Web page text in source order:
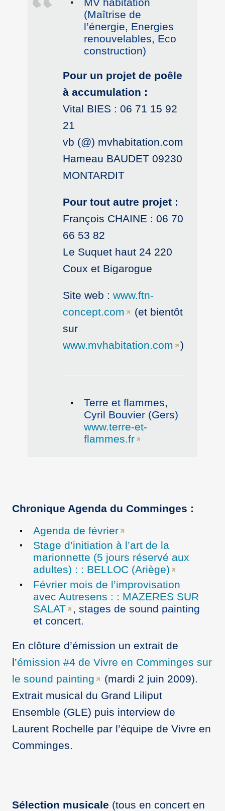
MV habitation
(Maîtrise de
l’énergie, Energies
renouvelables, Eco
construction)
Pour un projet de poêle
à accumulation :
Vital BIES : 06 71 15 92
21
vb (@) mvhabitation.com
Hameau BAUDET 09230
MONTARDIT
Pour tout autre projet :
François CHAINE : 06 70
66 53 82
Le Suquet haut 24 220
Coux et Bigarogue
Site web :www.ftn-
concept.com
(et bientôt
sur
www.mvhabitation.com
)
Terre et flammes,
Cyril Bouvier (Gers)
www.terre-et-
flammes.fr
Chronique Agenda du Comminges :
Agenda de février
Stage d’initiation à l’art de la
marionnette (5 jours réservé aux
adultes) : : BELLOC (Ariège)
Février mois de l’improvisation
avec Autresens : : MAZERES SUR
SALAT
, stages de sound painting
et concert.
En clôture d’émission un extrait de
l’émission #4 de Vivre en Comminges sur
le sound painting
(mardi 2 juin 2009).
Extrait musical du Grand Liliput
Ensemble (GLE) puis interview de
Laurent Rochelle par l’équipe de Vivre en
Comminges.
Sélection musicale (tous en concert en